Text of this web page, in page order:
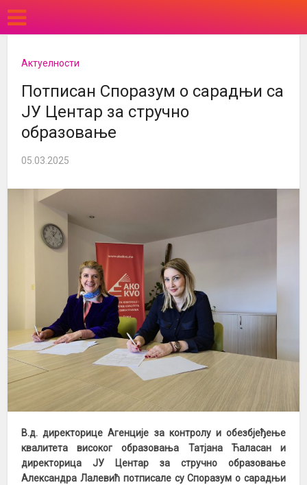
Актуелности
Потписан Споразум о сарадњи са
ЈУ Центар за стручно
образовање
05.03.2025
В.д. директорице Агенције за контролу и обезбјеђење
квалитета високог образовања Татјана Ћаласан и
директорица ЈУ Центар за стручно образовање
Александра Лалевић потписале су Споразум о сарадњи